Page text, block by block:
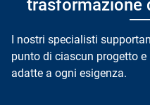
trasformazione
I nostri specialisti
punto di ciascun progetto
adatte a ogni esigenza.